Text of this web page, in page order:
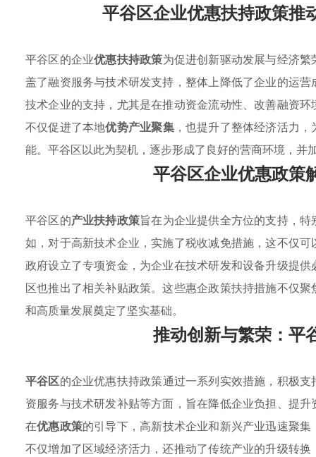
平谷区企业优惠扶持政策推
平谷区的企业优惠扶持政策为促进创新驱动发展与经济
盖了融资服务与技术研发支持，整体上降低了企业的运
技术企业的支持，尤其是在推动资金流动性、改善融资
不仅促进了本地优势产业聚集，也提升了整体经济活力
能。平谷区以此为契机，逐步形成了良好的营商环境，并
平谷区企业优惠政策
平谷区的产业扶持政策旨在为企业提供全方位的支持，特
如，对于高新技术企业，实施了税收减免措施，这不仅
政府设立了专项资金，为企业在技术研发和设备升级提
区也推出了相关补贴政策。这些惠企政策扶持措施不仅
和高质量发展奠定了坚实基础。
推动创新与繁荣：平
平谷区的企业优惠扶持政策通过一系列实效措施，积极支
资服务与技术研发补贴等方面，旨在降低企业负担、提
在优惠政策的引导下，高新技术企业和新兴产业迅速聚
不仅增加了区域经济活力，还推动了传统产业的升级转